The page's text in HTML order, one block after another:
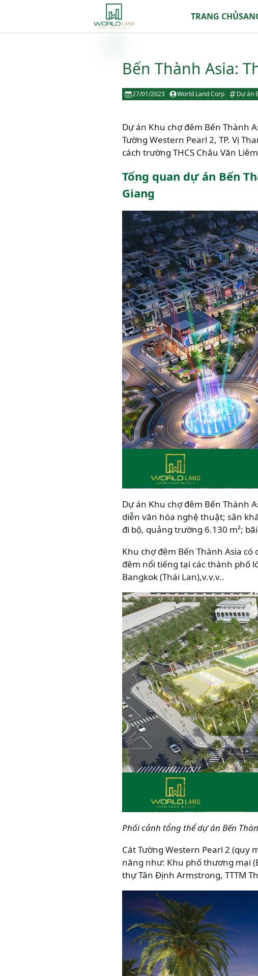
TRANG CHỦ
Bến Thành Asia:
27/01/2023 World Land Corp Dự án
Dự án Khu chợ đêm Bến Thành
Tường Western Pearl 2, TP. Vị
cách trường THCS Châu Văn
Tổng quan dự án Bến
Giang
Dự án Khu chợ đêm Bến Thành
diễn văn hóa nghệ thuật; sân
đi bộ, quảng trường 6.130 m²;
Khu chợ đêm Bến Thành Asia
đêm nổi tiếng tại các thành phố
Bangkok (Thái Lan),v.v.v..
Phối cảnh tổng thể dự án Bến
Cát Tường Western Pearl 2 (quy
năng như: Khu phố thương mại
thự Tân Định Armstrong, TTTM